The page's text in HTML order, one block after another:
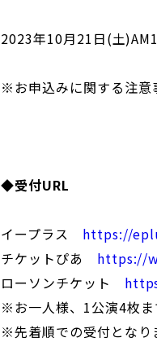
2023年10月21日(土
※お申込みに関する注意
◆受付URL
イープラス https://
チケットぴあ https://
ローソンチケット
※お一人様、1公演4枚ま
※先着順での受付となり